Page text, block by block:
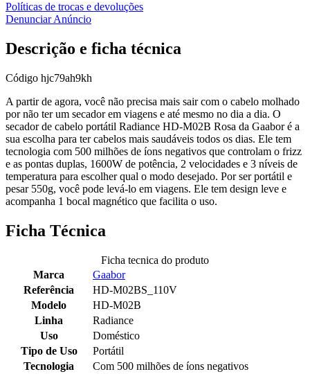
Políticas de trocas e devoluções
Denunciar Anúncio
Descrição e ficha técnica
Código hjc79ah9kh
A partir de agora, você não precisa mais sair com o cabelo molhado
por não ter um secador em viagens e até mesmo no dia a dia. O
secador de cabelo portátil Radiance HD-M02B Rosa da Gaabor é a
sua escolha para ter cabelos mais saudáveis todos os dias. Ele tem
tecnologia com 500 milhões de íons negativos que controlam o frizz
e as pontas duplas, 1600W de potência, 2 velocidades e 3 níveis de
temperatura para escolher qual o modo desejado. Por ser portátil e
pesar 550g, você pode levá-lo em viagens. Ele tem design leve e
acompanha 1 bocal magnético que facilita o uso.
Ficha Técnica
Ficha tecnica do produto
Marca
Gaabor
Referência
HD-M02BS_110V
Modelo
HD-M02B
Linha
Radiance
Uso
Doméstico
Tipo de Uso
Portátil
Tecnologia
Com 500 milhões de íons negativos